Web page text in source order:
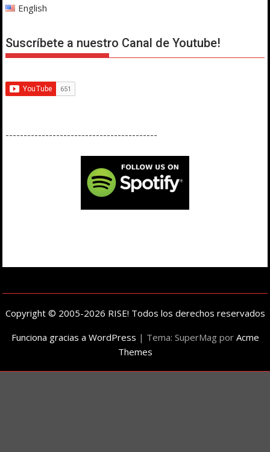
English
Suscríbete a nuestro Canal de Youtube!
------------------------------------------
Copyright © 2005-2026 RISE! Todos los derechos reservados
Funciona gracias a WordPress | Tema: SuperMag por Acme
Themes